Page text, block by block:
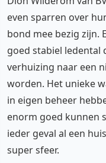
even sparren over
bond mee bezig zijn.
goed stabiel ledental
verhuizing naar een
worden. Het unieke
in eigen beheer
enorm goed kunnen
ieder geval al een
super sfeer.